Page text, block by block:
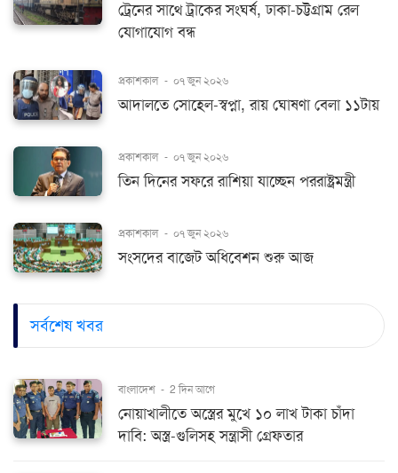
ট্রেনের সাথে ট্রাকের সংঘর্ষ, ঢাকা-চট্টগ্রাম রেল
যোগাযোগ বন্ধ
প্রকাশকাল - ০৭ জুন ২০২৬
আদালতে সোহেল-স্বপ্না, রায় ঘোষণা বেলা ১১টায়
প্রকাশকাল - ০৭ জুন ২০২৬
তিন দিনের সফরে রাশিয়া যাচ্ছেন পররাষ্ট্রমন্ত্রী
প্রকাশকাল - ০৭ জুন ২০২৬
সংসদের বাজেট অধিবেশন শুরু আজ
সর্বশেষ খবর
বাংলাদেশ - 2 দিন আগে
নোয়াখালীতে অস্ত্রের মুখে ১০ লাখ টাকা চাঁদা
দাবি: অস্ত্র-গুলিসহ সন্ত্রাসী গ্রেফতার